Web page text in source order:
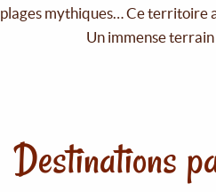
plages mythiques… Ce territoire
Un immense
Destinations